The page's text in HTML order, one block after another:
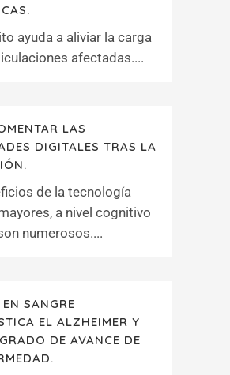
ayuda a aliviar la carga
afectadas....
LAS
DIGITALES TRAS LA
de la tecnología
a nivel cognitivo
numerosos....
SANGRE
EL ALZHEIMER Y
DE AVANCE DE